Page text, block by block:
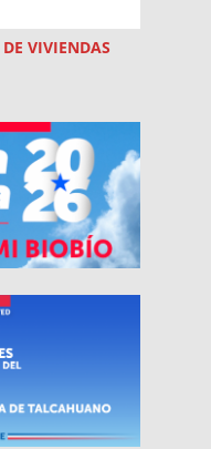
DE VIVIENDAS